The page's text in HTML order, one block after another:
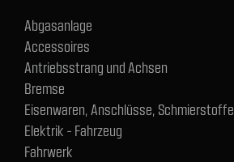
Abgasanlage
Accessoires
Antriebsstrang und Achsen
Bremse
Eisenwaren, Anschlüsse, Schmierstoffe
Elektrik - Fahrzeug
Fahrwerk